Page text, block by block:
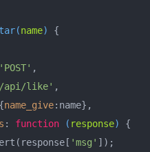
(name) {
'POST' ,
api/like' ,
name_give:name},
: function ( response) {
'msg' ]);